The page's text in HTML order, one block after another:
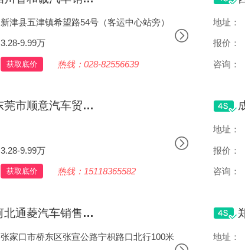
新津县五津镇希望路54号（客运中心站旁）
3.28-9.99万
获取底价 热线：028-82556639
地址：
报价：
咨询：
东莞市顺意汽车贸易有限公司
东莞市桥头镇东深路石水口路段（桥头交警大队斜对面）
3.28-9.99万
获取底价 热线：15118365582
地址：
报价：
咨询：
河北通菱汽车销售服务有限公司张家口分公司
张家口市桥东区张宣公路宁枳路口北行100米 地址：